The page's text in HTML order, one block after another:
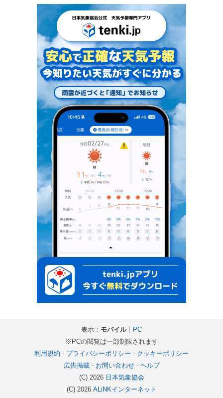
表示： モバイル｜
PC
※PCの閲覧は一部制限されます
利用規約 - プライバシーポリシー - クッキーポリシー
広告掲載- お問い合わせ- ヘルプ
(C) 2026 日本気象協会
(C) 2026 ALiNKインターネット